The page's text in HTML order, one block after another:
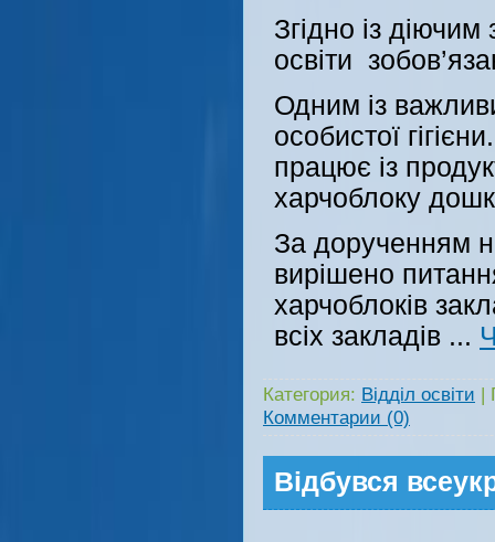
Згідно із діючим
освіти
Одним із
особистої
працює із
харчоблоку
За дорученням
вирішено
харчоблоків
всіх закладів ...
Категория: Відділ освіти |
Комментарии (0)
Відбувся